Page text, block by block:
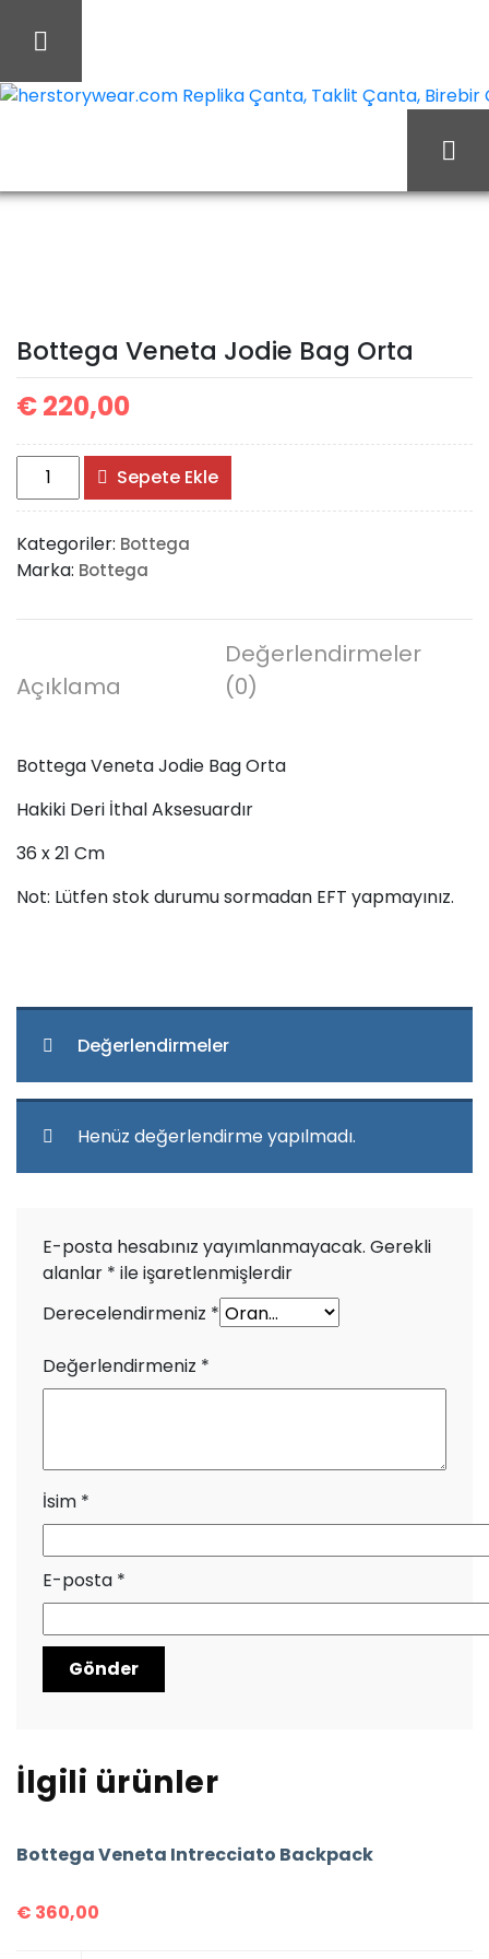
Bottega Veneta Jodie Bag Orta
€220,00
Bottega
Veneta
Jodie
Bag
Orta
Sepete Ekle
Kategoriler: Bottega
Marka: Bottega
Açıklama
Değerlendirmeler
(0)
Bottega Veneta Jodie Bag Orta
Hakiki Deri İthal Aksesuardır
36 x 21 Cm
Not: Lütfen stok durumu sormadan EFT yapmayınız.
Değerlendirmeler
Henüz değerlendirme yapılmadı.
E-posta hesabınız yayımlanmayacak. Gerekli
alanlar * ile işaretlenmişlerdir
Derecelendirmeniz *
Değerlendirmeniz *
İsim *
E-posta *
İlgili ürünler
Bottega Veneta Intrecciato Backpack
€ 360,00